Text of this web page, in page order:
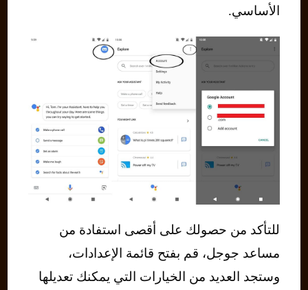
الأساسي.
للتأكد من حصولك على أقصى استفادة من
مساعد جوجل، قم بفتح قائمة الإعدادات،
وستجد العديد من الخيارات التي يمكنك تعديلها